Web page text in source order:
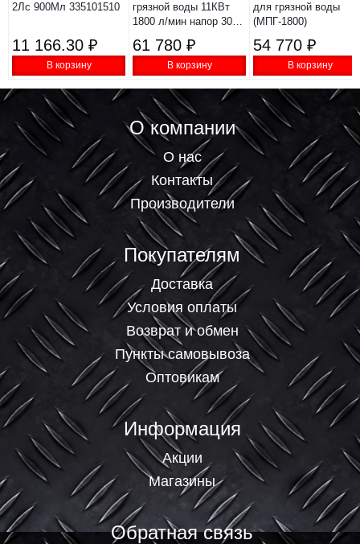
2Лс 900Мл 335101510
11 166.30 ₽
В корзину
грязной воды 11КВт
1800 л/мин напор 30м
МПГ-1800-100
61 780 ₽
В корзину
для грязной воды
(МПГ-1800)
54 770 ₽
В корзину
О компании
О нас
Контакты
Производители
Покупателям
Доставка
Условия оплаты
Возврат и обмен
Пункты самовывоза
Оптовикам
Информация
Акции
Магазины
Обратная связь